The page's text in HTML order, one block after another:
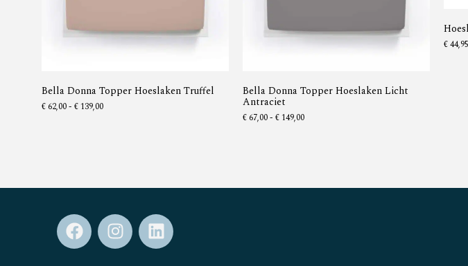
Bella Donna Topper Hoeslaken Truffel
€ 62,00- €139,00
Bella Donna Topper Hoeslaken Licht
Antraciet
€ 67,00- €149,00
€44,95